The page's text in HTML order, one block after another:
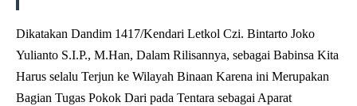
Dikatakan Dandim 1417/Kendari Letkol Czi. Bintarto Joko
Yulianto S.I.P., M.Han, Dalam Rilisannya, sebagai Babinsa Kita
Harus selalu Terjun ke Wilayah Binaan Karena ini Merupakan
Bagian Tugas Pokok Dari pada Tentara sebagai Aparat